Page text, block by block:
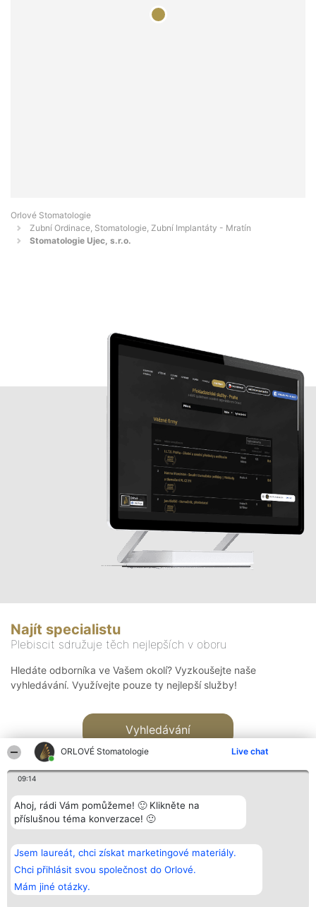
ORLOVÉ Stomatologie Live chat
09:14
Ahoj, rádi Vám pomůžeme! 🙂 Klikněte na
příslušnou téma konverzace! 🙂
Jsem laureát, chci získat marketingové materiály.
Chci přihlásit svou společnost do Orlové.
Mám jiné otázky.
Orlové Stomatologie
Zubní Ordinace, Stomatologie, Zubní Implantáty - Mratín
Stomatologie Ujec, s.r.o.
Najít specialistu
Plebiscit sdružuje těch nejlepších v oboru
Hledáte odborníka ve Vašem okolí? Vyzkoušejte naše
vyhledávání. Využívejte pouze ty nejlepší služby!
Vyhledávání
Bright Side Solutions sp. z o.
o. sp. k.
ul. Ruska 22
Wrocław 50-079
KRS 0000749100 | Regon
381313360 | NIP 8943132676
Vítězové
Seznam všech
laureátů
Zásady
Zásady
Kontakt